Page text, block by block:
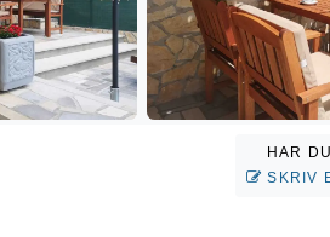
HAR
SKRIV